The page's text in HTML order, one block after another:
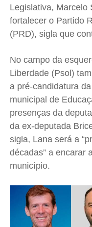
Legislativa, Marcelo
fortalecer o Partido
(PRD), sigla que
No campo da
Liberdade (Psol)
a pré-candidatura
municipal de
presenças da
da ex-deputada
sigla, Lana será a
décadas” a encarar
município.